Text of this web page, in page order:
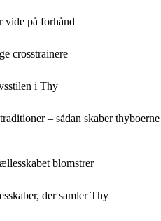
vide på forhånd
crosstrainere
i Thy
– sådan skaber thyboerne
blomstrer
der samler Thy